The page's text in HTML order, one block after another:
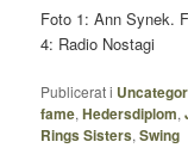
Foto 1: Ann Synek.
4: Radio Nostagi
Publicerat i
fame,Hedersdiplom,
Rings Sisters,Swing